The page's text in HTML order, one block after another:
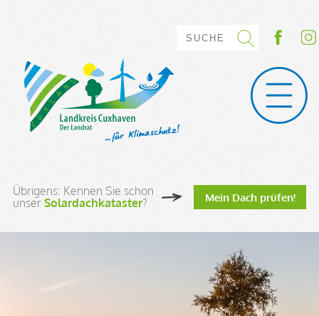
Übrigens: Kennen Sie schon
unserSolardachkataster? Mein Dach prüfen!